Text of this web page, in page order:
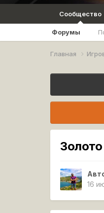
Сообщество
Форумы
Главная
Золото
16